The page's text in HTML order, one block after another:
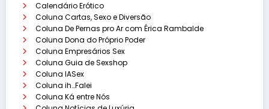
Calendário Erótico
Coluna Cartas, Sexo e Diversão
Coluna De Pernas pro Ar com Érica Rambalde
Coluna Dona do Próprio Poder
Coluna Empresários Sex
Coluna Guia de Sexshop
Coluna IASex
Coluna ih…Falei
Coluna Ká entre Nós